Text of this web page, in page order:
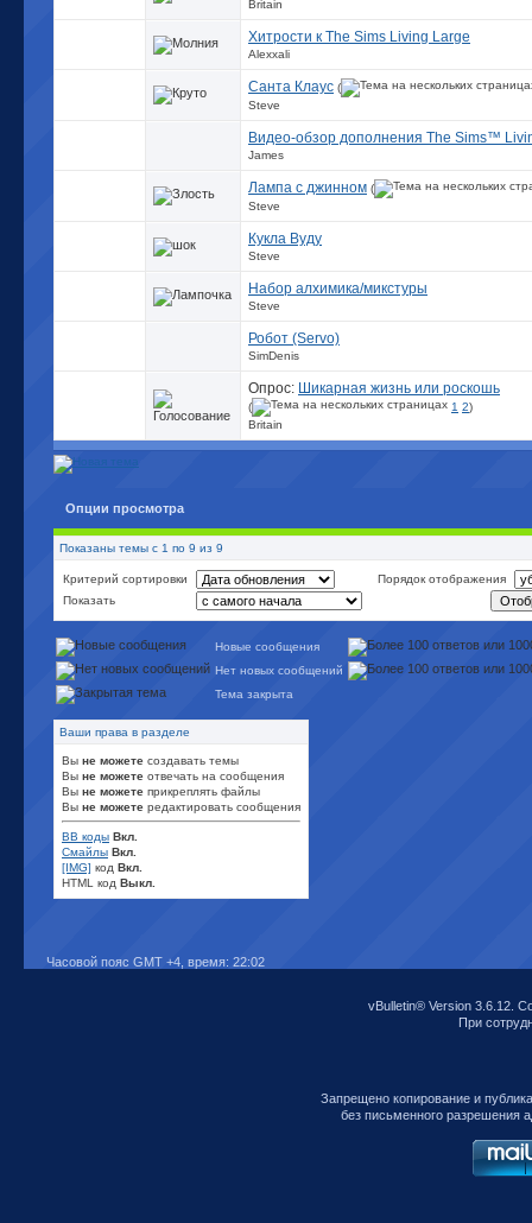
Britain
Хитрости к The Sims Living Large
Alexxali
Санта Клаус (
Steve
Видео-обзор дополнения The Sims™
James
Лампа с джинном (
Steve
Кукла Вуду
Steve
Набор алхимика/микстуры
Steve
Робот (Servo)
SimDenis
Опрос: Шикарная жизнь или роскошь
( 1 2)
Britain
Опции просмотра
Показаны темы с 1 по 9 из 9
Критерий сортировки
Порядок отображения
Показать
Новые сообщения
Нет новых сообщений
Тема закрыта
Ваши права в разделе
Вы не можете создавать темы
Вы не можете отвечать на сообщения
Вы не можете прикреплять файлы
Вы не можете редактировать сообщения
BB коды Вкл.
Смайлы Вкл.
[IMG] код Вкл.
HTML код Выкл.
Часовой пояс GMT +4, время: 22:02
vBulletin® Version 3.6.12.
При
Запрещено копирование и
без письменного разрешения